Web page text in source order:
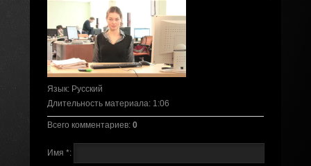
Язык: Русский
Длительность материала: 1:06
Всего комментариев: 0
Имя *: